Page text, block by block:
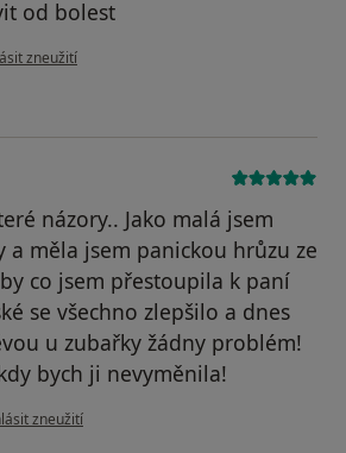
od bolest
názoru uživatele Váš účet byl odstraněn
zneužití
názory.. Jako malá jsem
a měla jsem panickou hrůzu ze
co jsem přestoupila k paní
se všechno zlepšilo a dnes
u zubařky žádny problém!
bych ji nevyměnila!
názoru uživatele Pacient
zneužití